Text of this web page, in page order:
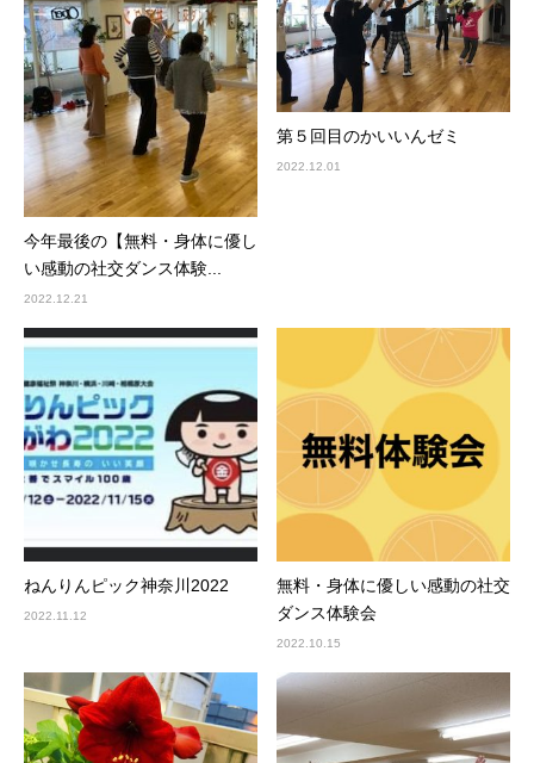
今年最後の【無料・身体に優し
い感動の社交ダンス体験...
2022.12.21
第５回目のかいいんゼミ
2022.12.01
ねんりんピック神奈川2022
2022.11.12
無料・身体に優しい感動の社交
ダンス体験会
2022.10.15